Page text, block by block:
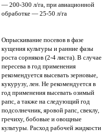
— 200-300 л/га, при авиационной
обработке — 25-50 л/га
Опрыскивание посевов в фазе
кущения культуры и ранние фазы
роста сорняков (2-4 листа). В случае
пересева в год применения
рекомендуется высевать зерновые,
кукурузу, лен. Не рекомендуется в
год применения высевать озимый
рапс, а также на следующий год
подсолнечник, яровой рапс, свеклу,
гречиху, бобовые и овощные
культуры. Расход рабочей жидкости